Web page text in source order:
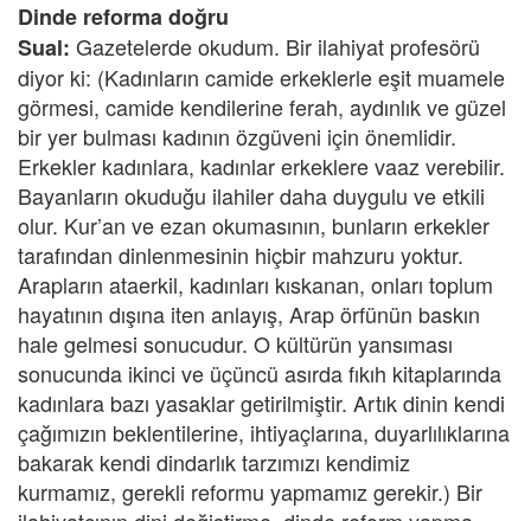
Dinde reforma doğru
Sual: Gazetelerde okudum. Bir ilahiyat profesörü
diyor ki: (Kadınların camide erkeklerle eşit muamele
görmesi, camide kendilerine ferah, aydınlık ve güzel
bir yer bulması kadının özgüveni için önemlidir.
Erkekler kadınlara, kadınlar erkeklere vaaz verebilir.
Bayanların okuduğu ilahiler daha duygulu ve etkili
olur. Kur’an ve ezan okumasının, bunların erkekler
tarafından dinlenmesinin hiçbir mahzuru yoktur.
Arapların ataerkil, kadınları kıskanan, onları toplum
hayatının dışına iten anlayış, Arap örfünün baskın
hale gelmesi sonucudur. O kültürün yansıması
sonucunda ikinci ve üçüncü asırda fıkıh kitaplarında
kadınlara bazı yasaklar getirilmiştir. Artık dinin kendi
çağımızın beklentilerine, ihtiyaçlarına, duyarlılıklarına
bakarak kendi dindarlık tarzımızı kendimiz
kurmamız, gerekli reformu yapmamız gerekir.) Bir